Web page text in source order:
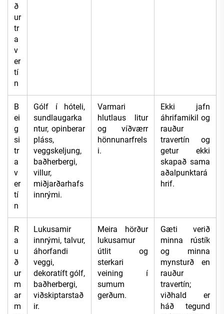
ð
ur
tr
a
v
er
tí
n
B
ei
g
si
tr
a
v
er
tí
n
Gólf í hóteli,
sundlaugarka
ntur, opinberar
pláss,
veggskeljung,
baðherbergi,
villur,
miðjarðarhafs
innrými.
Varmari
hlutlaus litur
og víðværr
hönnunarfrels
i.
Ekki jafn
áhrifamikil og
rauður
travertín og
getur ekki
skapað sama
aðalpunktará
hrif.
R
a
u
ð
ur
m
ar
m
Lukusamir
innrými, talvur,
áhorfandi
veggi,
dekoratíft gólf,
baðherbergi,
viðskiptarstað
ir.
Meira hörður
lukusamur
útlit og
sterkari
veining í
sumum
gerðum.
Gæti verið
minna rústík
og minna
mynsturð en
rauður
travertín;
viðhald er
háð tegund